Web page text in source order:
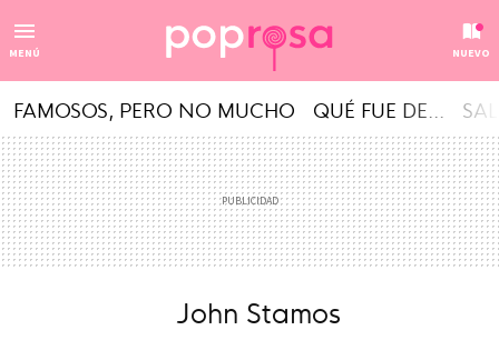
MENÚ NUEVO
FAMOSOS, PERO NO MUCHO QUÉ FUE DE...
John Stamos